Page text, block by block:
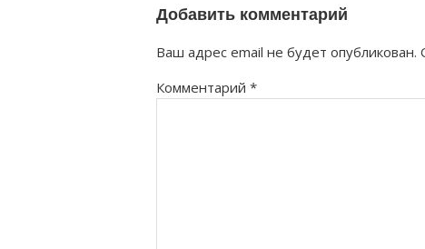
Добавить комментарий
Ваш адрес email не будет опубликован.
Комментарий *